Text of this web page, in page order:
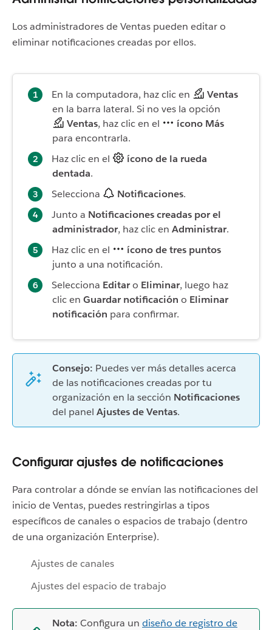
Los administradores de Ventas pueden editar o
eliminar notificaciones creadas por ellos.
En la computadora, haz clic en
Ventas
en la barra lateral. Si no ves la opción
Ventas, haz clic en el
ícono Más
para encontrarla.
Haz clic en el
ícono de la rueda
dentada.
Selecciona
Notificaciones.
Junto a Notificaciones creadas por el
administrador, haz clic en Administrar.
Haz clic en el
ícono de tres puntos
junto a una notificación.
Selecciona Editaro Eliminar, luego haz
clic en Guardar notificación o Eliminar
notificación para confirmar.
Consejo: Puedes ver más detalles acerca
de las notificaciones creadas por tu
organización en la sección Notificaciones
del panel Ajustes de Ventas.
Configurar ajustes de notificaciones
Para controlar a dónde se envían las notificaciones del
inicio de Ventas, puedes restringirlas a tipos
específicos de canales o espacios de trabajo (dentro
de una organización Enterprise).
Ajustes de canales
Ajustes del espacio de trabajo
Nota: Configura un diseño de registro de